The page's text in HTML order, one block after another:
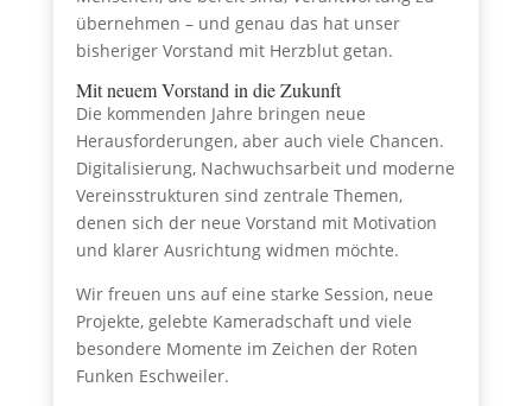
übernehmen – und genau das hat unser
bisheriger Vorstand mit Herzblut getan.
Mit neuem Vorstand in die Zukunft
Die kommenden Jahre bringen neue
Herausforderungen, aber auch viele Chancen.
Digitalisierung, Nachwuchsarbeit und moderne
Vereinsstrukturen sind zentrale Themen,
denen sich der neue Vorstand mit Motivation
und klarer Ausrichtung widmen möchte.
Wir freuen uns auf eine starke Session, neue
Projekte, gelebte Kameradschaft und viele
besondere Momente im Zeichen der Roten
Funken Eschweiler.